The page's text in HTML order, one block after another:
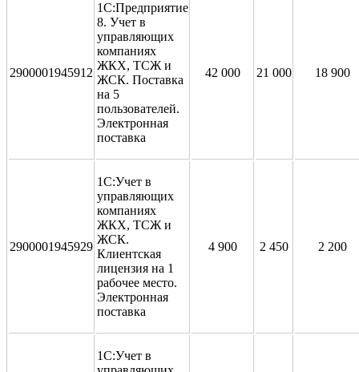
2900001945912
1С:Предприятие
8. Учет в
управляющих
компаниях
ЖКХ, ТСЖ и
ЖСК. Поставка
на 5
пользователей.
Электронная
поставка
42 000 21 000 18 900
2900001945929
1С:Учет в
управляющих
компаниях
ЖКХ, ТСЖ и
ЖСК.
Клиентская
лицензия на 1
рабочее место.
Электронная
поставка
4 900 2 450 2 200
1С:Учет в